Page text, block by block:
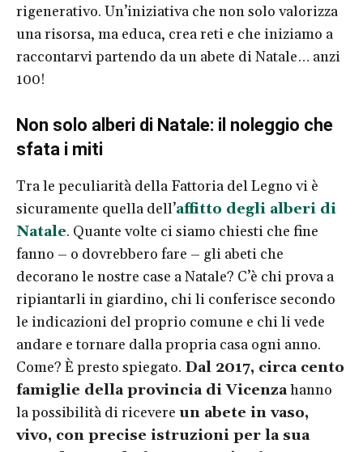
rigenerativo. Un’iniziativa che non solo valorizza
una risorsa, ma educa, crea reti e che iniziamo a
raccontarvi partendo da un abete di Natale… anzi
100!
Non solo alberi di Natale: il noleggio che
sfata i miti
Tra le peculiarità della Fattoria del Legno vi è
sicuramente quella dell’affitto degli alberi di
Natale. Quante volte ci siamo chiesti che fine
fanno – o dovrebbero fare – gli abeti che
decorano le nostre case a Natale? C’è chi prova a
ripiantarli in giardino, chi li conferisce secondo
le indicazioni del proprio comune e chi li vede
andare e tornare dalla propria casa ogni anno.
Come? È presto spiegato. Dal 2017, circa cento
famiglie della provincia di Vicenzahanno
la possibilità di ricevere un abete in vaso,
vivo, con precise istruzioni per la sua